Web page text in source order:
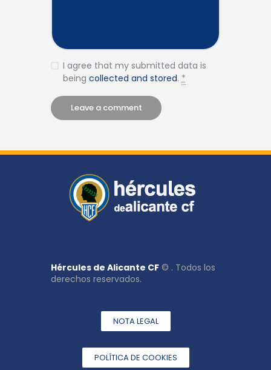
I agree that my submitted data is
being collected and stored.*
Hércules de Alicante CF © . Todos los
derechos reservados.
NOTA LEGAL
POLÍTICA DE COOKIES